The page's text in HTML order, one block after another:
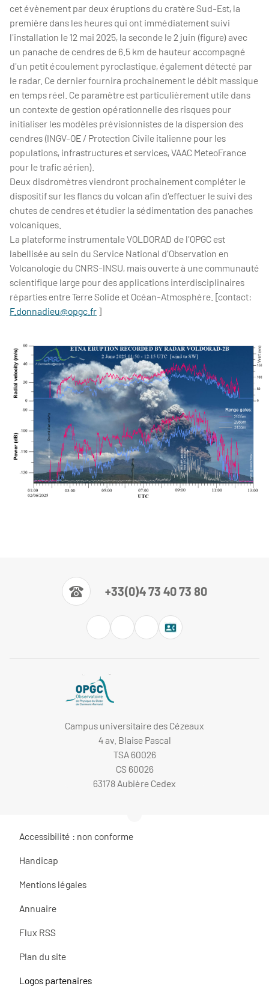
cet évènement par deux éruptions du cratère Sud-Est, la
première dans les heures qui ont immédiatement suivi
l'installation le 12 mai 2025, la seconde le 2 juin (figure) avec
un panache de cendres de 6.5 km de hauteur accompagné
d'un petit écoulement pyroclastique, également détecté par
le radar. Ce dernier fournira prochainement le débit massique
en temps réel. Ce paramètre est particulièrement utile dans
un contexte de gestion opérationnelle des risques pour
initialiser les modèles prévisionnistes de la dispersion des
cendres (INGV-OE / Protection Civile italienne pour les
populations, infrastructures et services, VAAC MeteoFrance
pour le trafic aérien).
Deux disdromètres viendront prochainement compléter le
dispositif sur les flancs du volcan afin d'effectuer le suivi des
chutes de cendres et étudier la sédimentation des panaches
volcaniques.
La plateforme instrumentale VOLDORAD de l'OPGC est
labellisée au sein du Service National d'Observation en
Volcanologie du CNRS-INSU, mais ouverte à une communauté
scientifique large pour des applications interdisciplinaires
réparties entre Terre Solide et Océan-Atmosphère. [contact:
F.donnadieu@opgc.fr ]
+33(0)4 73 40 73 80
Campus universitaire des Cézeaux
4 av. Blaise Pascal
TSA 60026
CS 60026
63178 Aubière Cedex
Accessibilité : non conforme
Handicap
Mentions légales
Annuaire
Flux RSS
Plan du site
Logos partenaires